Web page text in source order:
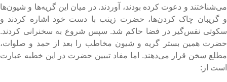
و دعوت کرده بودند، آوردند. در میان این گریه‌ها و شیون‌ها
گریبان چاک کردن‌ها، حضرت زینب با دست خود اشاره کردند و
نفس‌گیر در فضا حاکم شد. سپس شروع به سخنرانی کردند.
همین بستر گریه و شیون مخاطب را بعد از حمد و صلوات،
سخن قرار می‌دهند. اما مفاد تبیین حضرت در این خطبه عبارت
از: